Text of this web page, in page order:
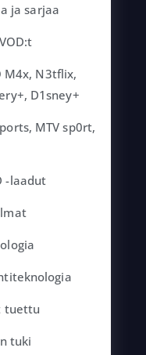
ja sarjaa
M4x, N3tflix,
D1sney+
MTV sp0rt,
-laadut
tuettu
tuki